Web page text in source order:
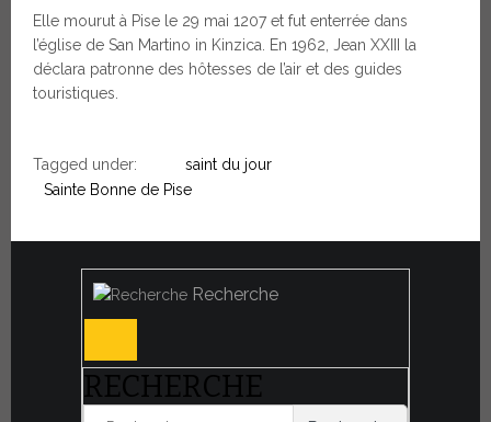
Elle mourut à Pise le 29 mai 1207 et fut enterrée dans
l’église de San Martino in Kinzica. En 1962, Jean XXIII la
déclara patronne des hôtesses de l’air et des guides
touristiques.
Tagged under:
saint du jour
Sainte Bonne de Pise
Recherche
RECHERCHE